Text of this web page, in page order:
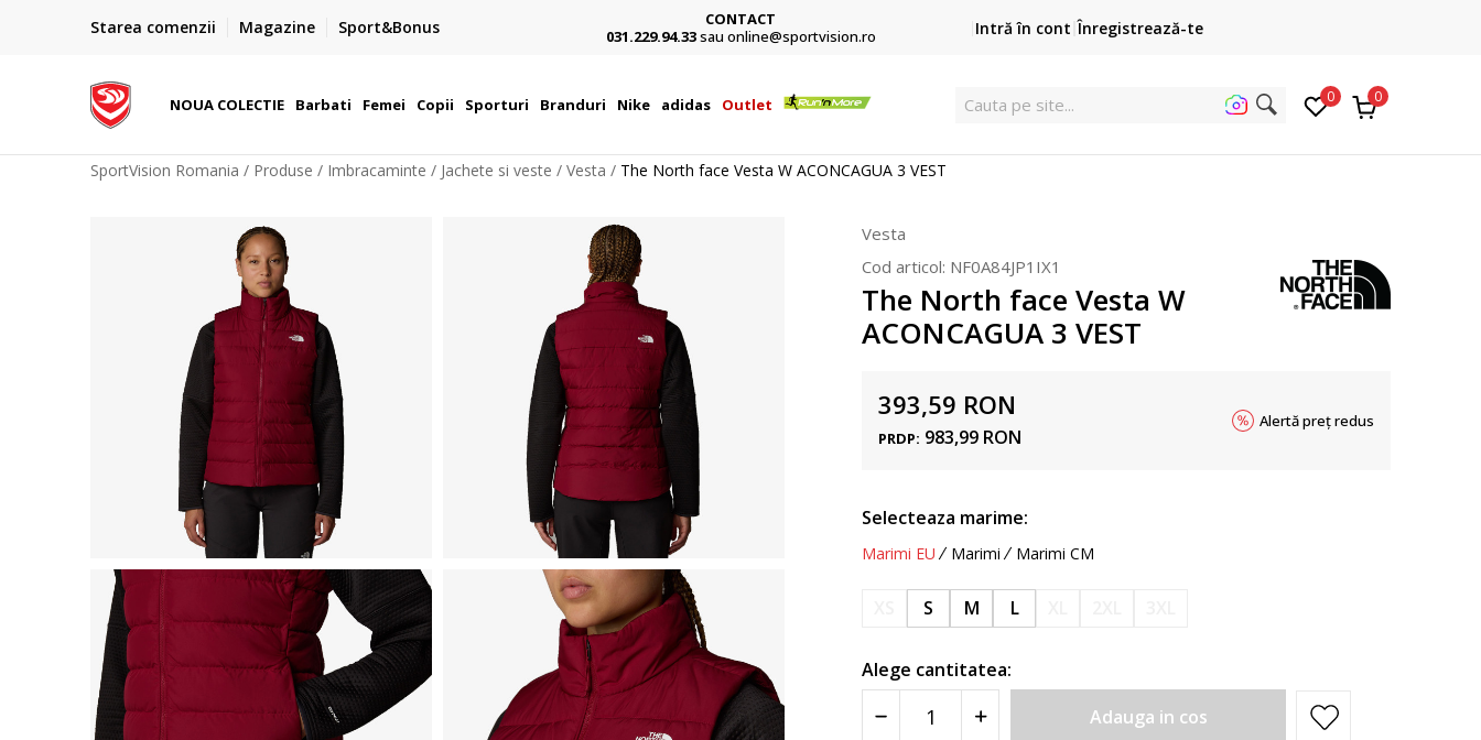
Starea comenzii Magazine Sport&Bonus
Plateste cu cardul in siguranta prin WSPay - Visa, MasterCard,
CONTACT
031.229.94.33sau online@sportvision.ro
Cumpără acum, plateste mai târziu
3 rate fără dobândă fără card de credit cu Klarna
Intră în cont Înregistrează-te
NOUA COLECTIE Barbati Femei Copii Sporturi Branduri Nike adidas Outlet Caut 0 0
SportVision Romania Produse Imbracaminte Jachete si veste Vesta The North face Vesta W ACONCAGUA 3 VEST
Vesta
Cod articol: NF0A84JP1IX1
The North face Vesta W
ACONCAGUA 3 VEST
393,59 RON
PRDP: 983,99 RON
Alertă preț redus
Selecteaza marime:
Marimi EU Marimi Marimi CM
S M L
Alege cantitatea:
Adauga in cos